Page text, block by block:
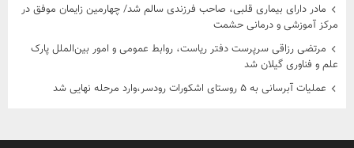
مادر دارای بیماری قلبی، صاحب فرزندی سالم شد/ چهارمین زایمان موفق در
مرکز آموزشی و درمانی حشمت
مرتضی رزاقی سرپرست دفتر ریاست، روابط عمومی و امور بین‌الملل پارک
علم و فناوری گیلان شد
عملیات آبرسانی به ۵ روستای اشکورات رودسر،وارد مرحله نهایی شد